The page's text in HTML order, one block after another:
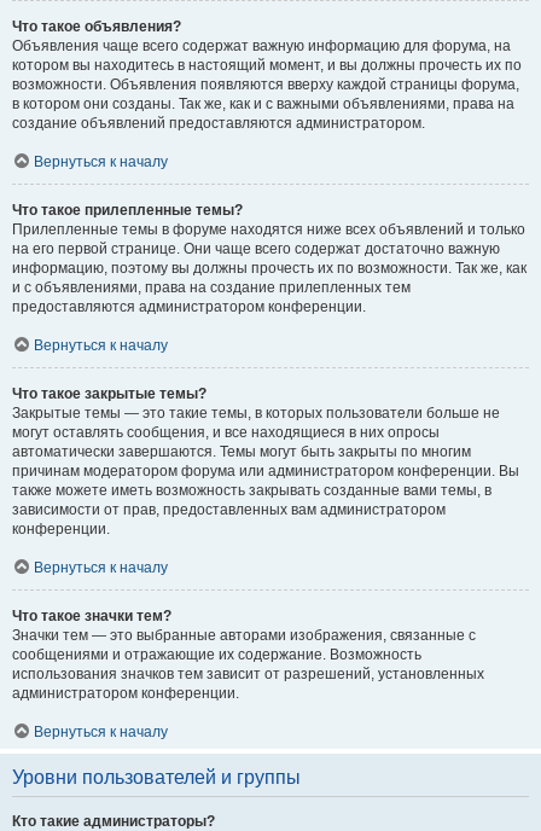
Что такое объявления?
Объявления чаще всего содержат важную информацию для форума, на
котором вы находитесь в настоящий момент, и вы должны прочесть их по
возможности. Объявления появляются вверху каждой страницы форума,
в котором они созданы. Так же, как и с важными объявлениями, права на
создание объявлений предоставляются администратором.
Вернуться к началу
Что такое прилепленные темы?
Прилепленные темы в форуме находятся ниже всех объявлений и только
на его первой странице. Они чаще всего содержат достаточно важную
информацию, поэтому вы должны прочесть их по возможности. Так же, как
и с объявлениями, права на создание прилепленных тем
предоставляются администратором конференции.
Вернуться к началу
Что такое закрытые темы?
Закрытые темы — это такие темы, в которых пользователи больше не
могут оставлять сообщения, и все находящиеся в них опросы
автоматически завершаются. Темы могут быть закрыты по многим
причинам модератором форума или администратором конференции. Вы
также можете иметь возможность закрывать созданные вами темы, в
зависимости от прав, предоставленных вам администратором
конференции.
Вернуться к началу
Что такое значки тем?
Значки тем — это выбранные авторами изображения, связанные с
сообщениями и отражающие их содержание. Возможность
использования значков тем зависит от разрешений, установленных
администратором конференции.
Вернуться к началу
Уровни пользователей и группы
Кто такие администраторы?